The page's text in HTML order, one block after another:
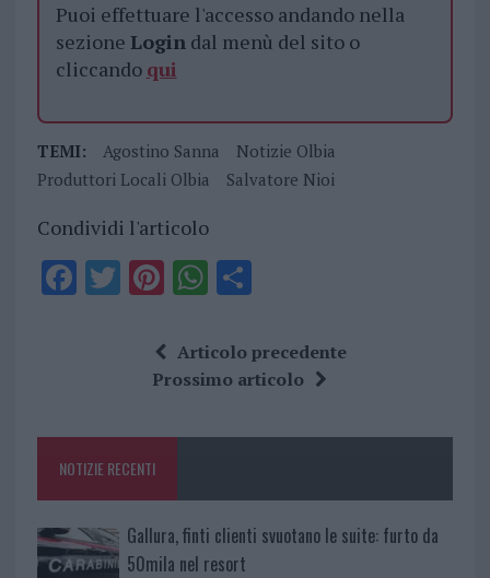
Puoi effettuare l'accesso andando nella
sezione Logindal menù del sito o
cliccando qui
TEMI: Agostino Sanna
Notizie Olbia
Produttori Locali Olbia
Salvatore Nioi
Condividi l'articolo
F
o
k
T Pi
te
re
W
at
s
p
S
a
re
Articolo precedente
Prossimo articolo
NOTIZIE RECENTI
Gallura, finti clienti svuotano le suite: furto da
50mila nel resort